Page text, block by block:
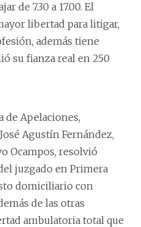
de 7.30 a 17.00. El
libertad para litigar,
además tiene
su fianza real en 250
de Apelaciones,
Agustín Fernández,
Ocampos, resolvió
juzgado en Primera
domiciliario con
de las otras
ambulatoria total que